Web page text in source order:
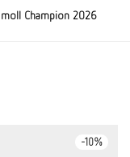
moll Champion 2026
-10%